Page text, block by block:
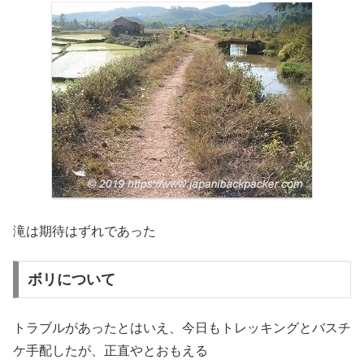
滝は期待はずれであった
ボリについて
トラブルがあったとはいえ、今日もトレッキングとバスチ
ケ手配したが、正直やとおもえる